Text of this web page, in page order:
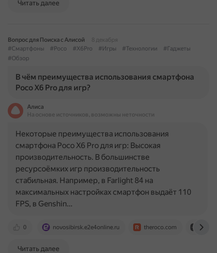
Читать далее
Вопрос для Поиска с Алисой
8 декабря
#Смартфоны
#Poco #X6Pro #Игры #Технологии
#Гаджеты
#Обзор
В чём преимущества использования смартфона
Poco X6 Pro для игр?
Алиса
На основе источников, возможны неточности
0 novosibirsk.e2e4online.ru theroco.com
Некоторые преимущества использования
смартфона Poco X6 Pro для игр: Высокая
производительность. В большинстве
ресурсоёмких игр производительность
стабильная. Например, в Farlight 84 на
максимальных настройках смартфон выдаёт 110
FPS, в Genshin…
Читать далее